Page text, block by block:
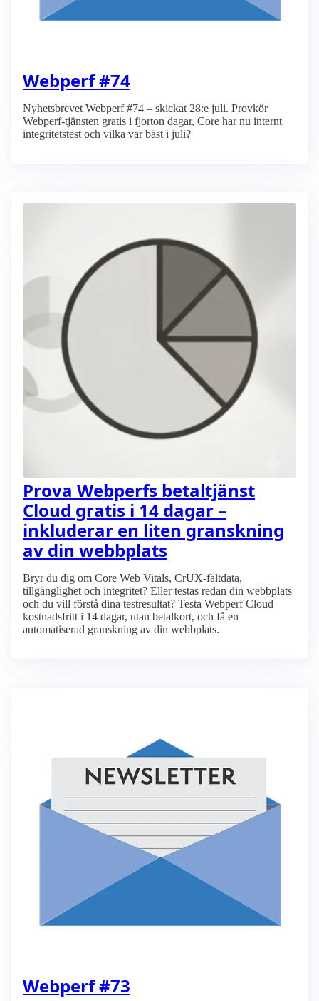
Webperf #74
Nyhetsbrevet Webperf #74 – skickat 28:e juli. Provkör
Webperf-tjänsten gratis i fjorton dagar, Core har nu internt
integritetstest och vilka var bäst i juli?
Prova Webperfs betaltjänst
Cloud gratis i 14 dagar –
inkluderar en liten granskning
av din webbplats
Bryr du dig om Core Web Vitals, CrUX-fältdata,
tillgänglighet och integritet? Eller testas redan din webbplats
och du vill förstå dina testresultat? Testa Webperf Cloud
kostnadsfritt i 14 dagar, utan betalkort, och få en
automatiserad granskning av din webbplats.
Webperf #73